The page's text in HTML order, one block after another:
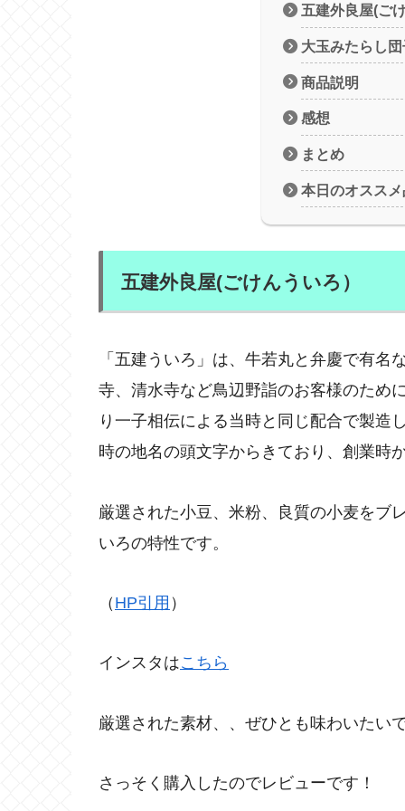
五建外良屋(ご
大玉みたらし
商品説明
感想
まとめ
本日のオスス
五建外良屋(ごけんういろ）
「五建ういろ」は、牛若丸と弁慶で有
寺、清水寺など鳥辺野詣のお客様のため
り一子相伝による当時と同じ配合で製造
時の地名の頭文字からきており、創業時
厳選された小豆、米粉、良質の小麦をブ
いろの特性です。
（ HP引用 ）
インスタはこちら
厳選された素材、、ぜひとも味わいたい
さっそく購入したのでレビューです！